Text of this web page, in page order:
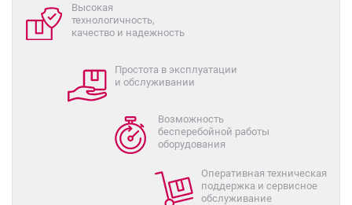
Высокая
технологичность,
качество и надежность
Простота в эксплуатации
и обслуживании
Возможность
бесперебойной работы
оборудования
Оперативная техническая
поддержка и сервисное
обслуживание